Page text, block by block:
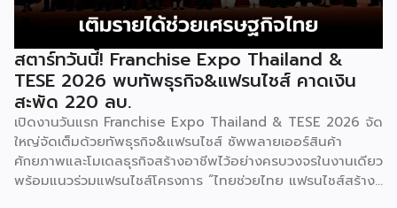
สตาร์ทวันนี้! Franchise Expo Thailand &
TESE 2026 พบทัพธุรกิจ&แฟรนไชส์ คาดเงิน
สะพัด 220 ลบ.
เปิดงานวันแรก Franchise Expo Thailand & TESE 2026 จัด
ใหญ่จัดเต็มด้วยทัพธุรกิจ&แฟรนไชส์ ซัพพลายเออร์สินค้า
ศักยภาพและโมเดลธุรกิจสร้างอาชีพไว้อย่างครบวงจรในงานเดียว
พร้อมแนวร่วมแฟรนไชส์โครงการ “ไทยช่วยไทย แฟรนไชส์สร้าง